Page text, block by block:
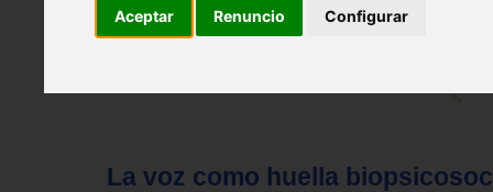
Aceptar Renuncio Configurar
La voz como huella